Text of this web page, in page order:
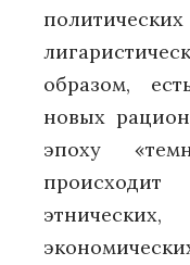
образом,
новых
эпоху